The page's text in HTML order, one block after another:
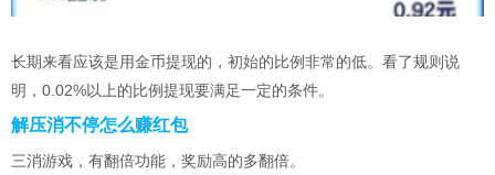
长期来看应该是用金币提现的，初始的比例非常的低。看了规则说
明，0.02%以上的比例提现要满足一定的条件。
解压消不停怎么赚红包
三消游戏，有翻倍功能，奖励高的多翻倍。